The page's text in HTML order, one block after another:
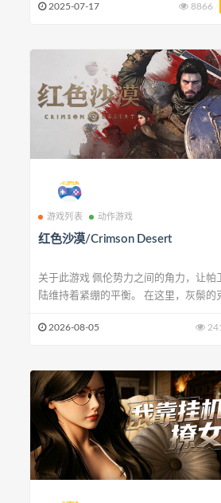
加微信，如果添加频繁可添加另外一个账
2025-07-17 8866
游戏列表 动作游戏
红色沙漠/Crimson Desert
关于此游戏 佩伦势力之间的角力，让帕卫尔大
陆维持着紧绷的平衡。 在这里，灰鬃的克里夫
寒冷的夜晚，觊觎灰鬃的宿敌黑熊发动
带着重新集结幸存的灰鬃们，重建势力
心迈出脚步。
2026-08-05